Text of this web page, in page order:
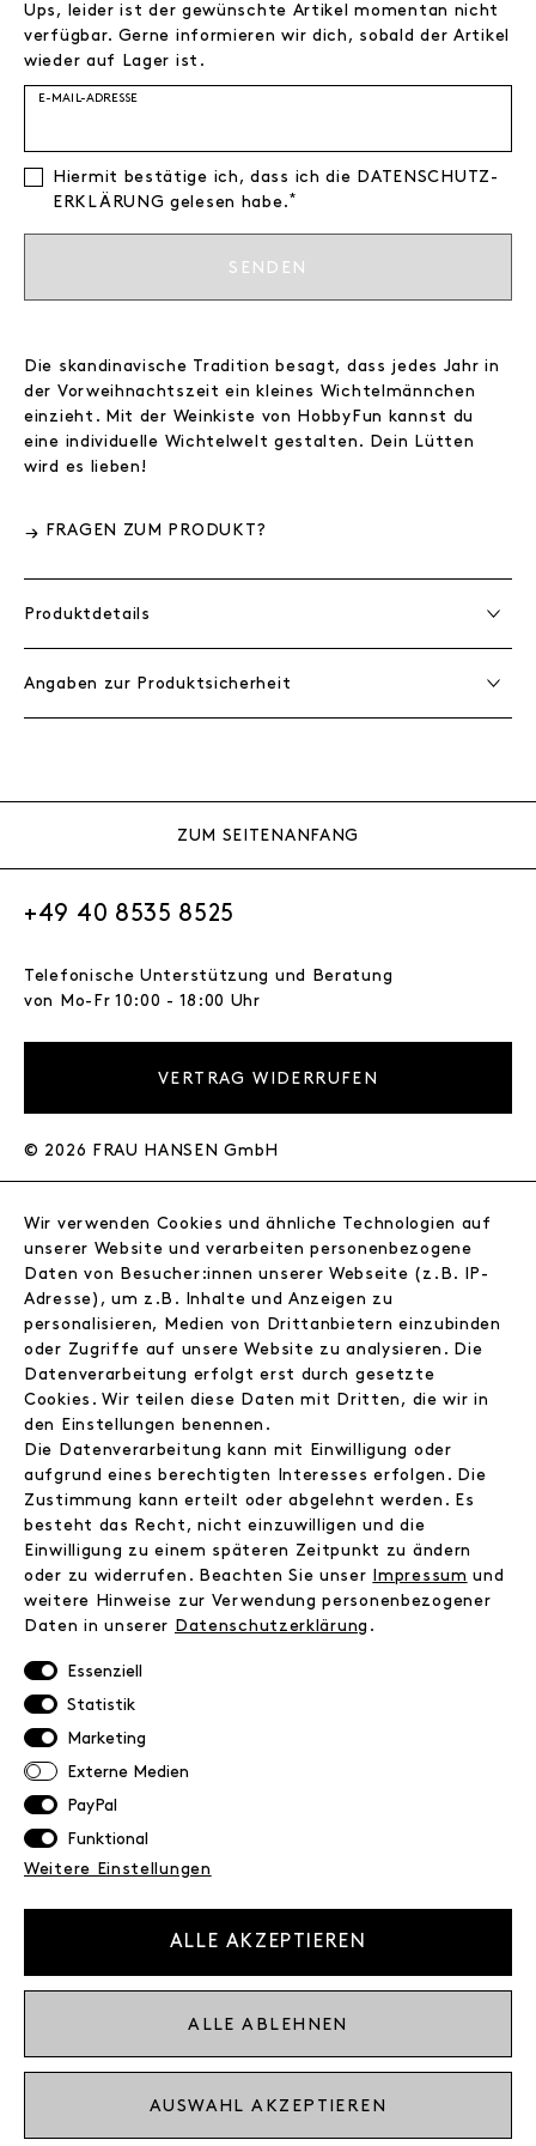
Ups, leider ist der gewünschte Artikel momentan nicht
verfügbar. Gerne informieren wir dich, sobald der Artikel
wieder auf Lager ist.
E-MAIL-ADRESSE
Hiermit bestätige ich, dass ich die
DATEN­SCHUTZ­
ERKLÄRUNG gelesen habe. *
SENDEN
Die skandinavische Tradition besagt, dass jedes Jahr in
der Vorweihnachtszeit ein kleines Wichtelmännchen
einzieht. Mit der Weinkiste von HobbyFun kannst du
eine individuelle Wichtelwelt gestalten. Dein Lütten
wird es lieben!
FRAGEN ZUM PRODUKT?
Produktdetails
Angaben zur Produktsicherheit
ZUM SEITENANFANG
+49 40 8535 8525
Telefonische Unterstützung und Beratung
von Mo-Fr 10:00 - 18:00 Uhr
VERTRAG WIDERRUFEN
© 2026 FRAU HANSEN GmbH
Journal
Wir
Jobs
Wholesale
Instagram
Kontakt
INFORMATIONEN
FAQ
Zahlungsinformationen
Versand
Retoure
Datenschutz
AGB
Impressum
NEWSLETTER
Erhalte exklusive Neuigkeiten!
Ich bestätige dieDatenschutzbestimmung
Wir verwenden Cookies und ähnliche Technologien auf
unserer Website und verarbeiten personenbezogene
Daten von Besucher:innen unserer Webseite (z.B. IP-
Adresse), um z.B. Inhalte und Anzeigen zu
personalisieren, Medien von Drittanbietern einzubinden
oder Zugriffe auf unsere Website zu analysieren. Die
Datenverarbeitung erfolgt erst durch gesetzte
Cookies. Wir teilen diese Daten mit Dritten, die wir in
den Einstellungen benennen.
Die Datenverarbeitung kann mit Einwilligung oder
aufgrund eines berechtigten Interesses erfolgen. Die
Zustimmung kann erteilt oder abgelehnt werden. Es
besteht das Recht, nicht einzuwilligen und die
Einwilligung zu einem späteren Zeitpunkt zu ändern
oder zu widerrufen. Beachten Sie unser
Impressum und
weitere Hinweise zur Verwendung personenbezogener
Daten in unserer
Daten­schutz­erklärung .
Essenziell
Statistik
Marketing
Externe Medien
PayPal
Funktional
Weitere Einstellungen
ALLE AKZEPTIEREN
ALLE ABLEHNEN
AUSWAHL AKZEPTIEREN